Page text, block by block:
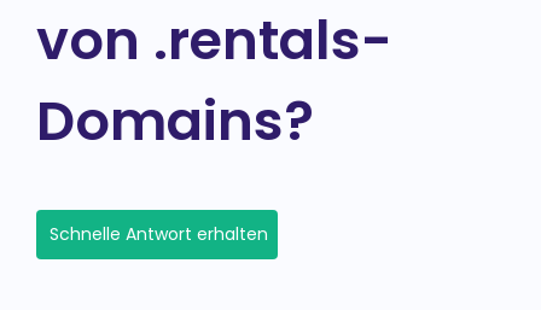
von .rentals-
Domains?
Schnelle Antwort erhalten